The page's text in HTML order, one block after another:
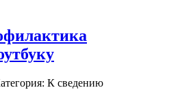
К сведению